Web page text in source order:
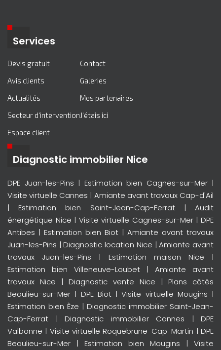
Services
Devis gratuit
Avis clients
Actualités
Secteur d'intervention
Espace client
Contact
Galeries
Mes partenaires
J'étais ici
Diagnostic immobilier Nice
DPE Juan-les-Pins | Estimation bien Cagnes-sur-Mer|
Visite virtuelle Cannes | Amiante avant travaux Cap-d'Ail
|Estimation bien Saint-Jean-Cap-Ferrat|Audit
énergétique Nice | Visite virtuelle Cagnes-sur-Mer|DPE
Antibes | Estimation bien Biot | Amiante avant travaux
Juan-les-Pins |Diagnostic location Nice |Amiante avant
travaux Juan-les-Pins | Estimation maison Nice |
Estimation bien Villeneuve-Loubet | Amiante avant
travaux Nice | Diagnostic vente Nice | Plans côtés
Beaulieu-sur-Mer | DPE Biot|Visite virtuelle Mougins |
Estimation bien Èze | Diagnostic immobilier Saint-Jean-
Cap-Ferrat | Diagnostic immobilier Cannes | DPE
Valbonne | Visite virtuelle Roquebrune-Cap-Martin |DPE
Beaulieu-sur-Mer | Estimation bien Mougins | Visite